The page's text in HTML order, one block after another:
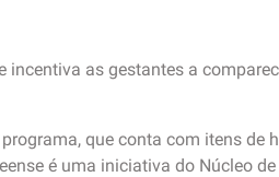
incentiva as gestantes a
que conta com itens de
é uma iniciativa do Núcleo